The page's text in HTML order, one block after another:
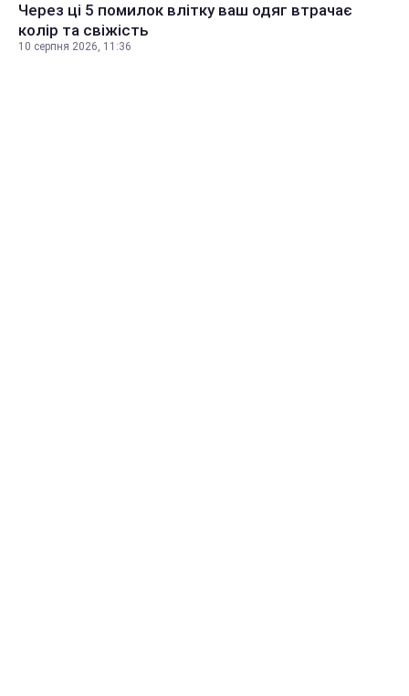
Через ці 5 помилок влітку ваш одяг втрачає
колір та свіжість
10 серпня 2026, 11:36